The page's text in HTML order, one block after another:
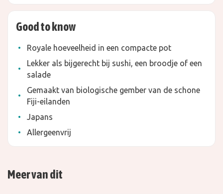
Good to know
Royale hoeveelheid in een compacte pot
Lekker als bijgerecht bij sushi, een broodje of een
salade
Gemaakt van biologische gember van de schone
Fiji-eilanden
Japans
Allergeenvrij
Meer van dit